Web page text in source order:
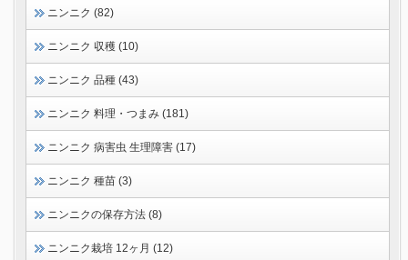
ニンニク (82)
ニンニク 収穫 (10)
ニンニク 品種 (43)
ニンニク 料理・つまみ (181)
ニンニク 病害虫 生理障害 (17)
ニンニク 種苗 (3)
ニンニクの保存方法 (8)
ニンニク栽培 12ヶ月 (12)